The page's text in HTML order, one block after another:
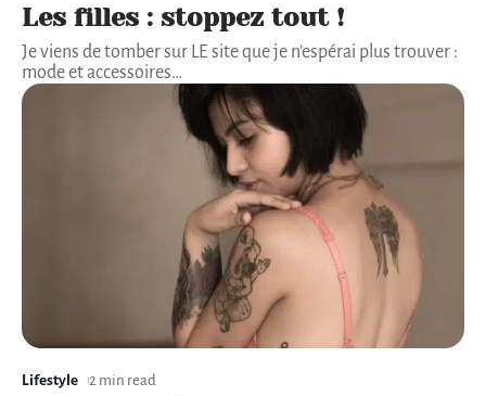
Les filles : stoppez tout !
Je viens de tomber sur LE site que je n’espérai plus trouver :
mode et accessoires…
Lifestyle 2 min read